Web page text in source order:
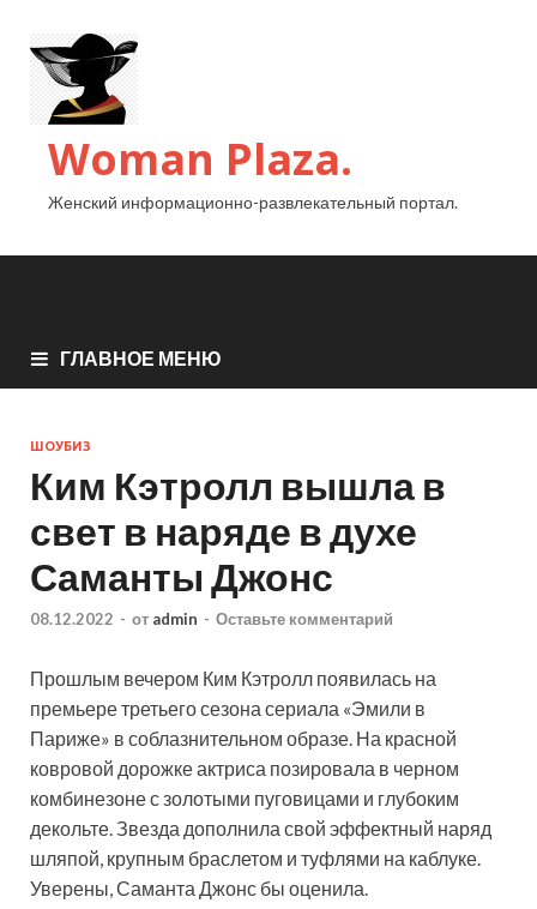
Woman Plaza.
Женский информационно-развлекательный портал.
ГЛАВНОЕ МЕНЮ
ШОУБИЗ
Ким Кэтролл вышла в
свет в наряде в духе
Саманты Джонс
08.12.2022 - от admin - Оставьте комментарий
Прошлым вечером Ким Кэтролл появилась на
премьере третьего сезона сериала «Эмили в
Париже» в соблазнительном образе. На красной
ковровой дорожке актриса позировала в черном
комбинезоне с золотыми пуговицами и глубоким
декольте. Звезда дополнила свой эффектный наряд
шляпой, крупным браслетом и туфлями на каблуке.
Уверены, Саманта Джонс бы оценила.